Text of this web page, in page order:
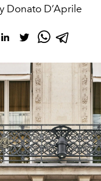
Donato D’Aprile